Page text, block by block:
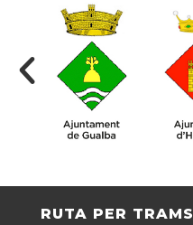
RUTA PER TRAMS